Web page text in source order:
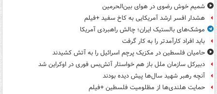
شمیم خوش رضوی در هوای بین‌الحرمین
هشدار افسر ارشد آمریکایی به کاخ سفید +فیلم
موشک‌های بالستیک ایران؛ چالش راهبردی آمریکا
باید افراد کارآمدتر را به کار گرفت
حامیان فلسطین در مکزیک پرچم اسرائیل را به آتش کشیدند
دبیرکل سازمان ملل باز هم خواستار آتش‌بس فوری در اوکراین شد
آنچه رهبر شهید سال‌ها پیش دیده بودند
حمایت هلندی‌ها از مظلومیت فلسطین +فیلم